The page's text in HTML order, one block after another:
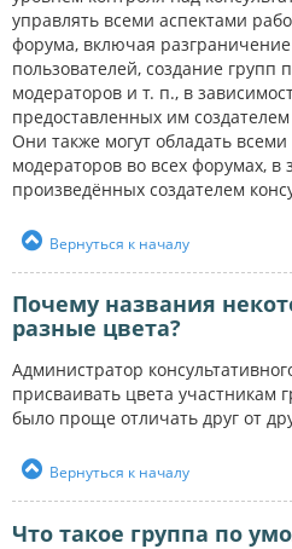
управлять всеми аспектами
форума, включая
пользователей, создание групп
модераторов и т. п., в
предоставленных им
Они также могут обладать
модераторов во всех форумах, в
произведённых создателем
Вернуться к началу
Почему названия
разные цвета?
Администратор
присваивать цвета участникам
было проще отличать друг от
Вернуться к началу
Что такое группа по